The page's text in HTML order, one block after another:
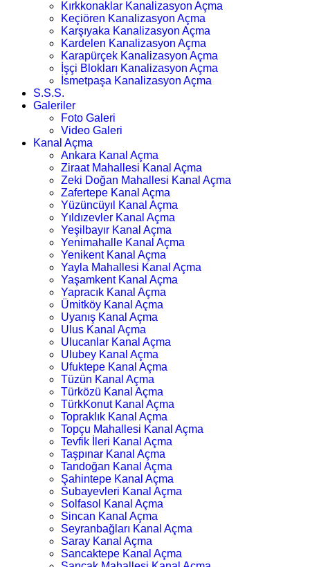
Kırkkonaklar Kanalizasyon Açma
Keçiören Kanalizasyon Açma
Karşıyaka Kanalizasyon Açma
Kardelen Kanalizasyon Açma
Karapürçek Kanalizasyon Açma
İşçi Blokları Kanalizasyon Açma
İsmetpaşa Kanalizasyon Açma
S.S.S.
Galeriler
Foto Galeri
Video Galeri
Kanal Açma
Ankara Kanal Açma
Ziraat Mahallesi Kanal Açma
Zeki Doğan Mahallesi Kanal Açma
Zafertepe Kanal Açma
Yüzüncüyıl Kanal Açma
Yıldızevler Kanal Açma
Yeşilbayır Kanal Açma
Yenimahalle Kanal Açma
Yenikent Kanal Açma
Yayla Mahallesi Kanal Açma
Yaşamkent Kanal Açma
Yapracık Kanal Açma
Ümitköy Kanal Açma
Uyanış Kanal Açma
Ulus Kanal Açma
Ulucanlar Kanal Açma
Ulubey Kanal Açma
Ufuktepe Kanal Açma
Tüzün Kanal Açma
Türközü Kanal Açma
TürkKonut Kanal Açma
Topraklık Kanal Açma
Topçu Mahallesi Kanal Açma
Tevfik İleri Kanal Açma
Taşpınar Kanal Açma
Tandoğan Kanal Açma
Şahintepe Kanal Açma
Subayevleri Kanal Açma
Solfasol Kanal Açma
Sincan Kanal Açma
Seyranbağları Kanal Açma
Saray Kanal Açma
Sancaktepe Kanal Açma